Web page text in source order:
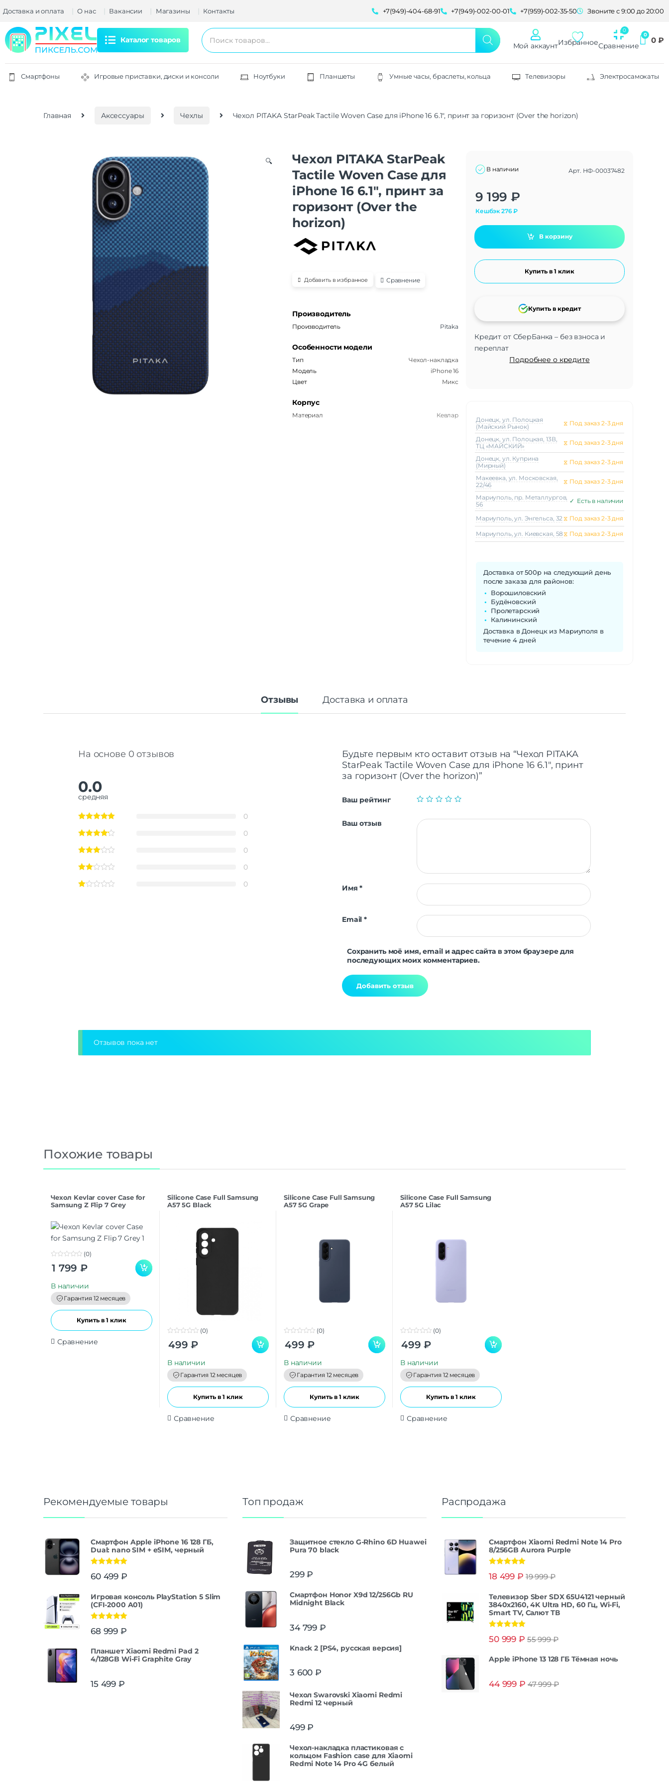
Доставка и оплата О нас Вакансии Магазины Контакты +7(949)-404-68-91 +7(949)-002-00-01 +7(959)-002-35-50 Звоните с 9:00 до 20:00
Каталог товаров
Мой аккаунтИзбранноеСравнение
0 ₽
Смартфоны Игровые приставки, диски и консоли Ноутбуки Планшеты Умные часы, браслеты, кольца Телевизоры Электросамокаты
Главная Аксессуары Чехлы Чехол PITAKA StarPeak Tactile Woven Case для iPhone 16 6.1″, принт за горизонт (Over the horizon)
🔍
Чехол PITAKA StarPeak
Tactile Woven Case для
iPhone 16 6.1″, принт за
горизонт (Over the
horizon)
Добавить в избранное Сравнение
Производитель
Производитель Pitaka
Особенности модели
Тип
Чехол-накладка
Модель
iPhone 16
Цвет
Микс
Корпус
Материал Кевлар
В наличии Арт. НФ-00037482
9 199 ₽
Кешбэк276₽
В корзину
Купить в 1 клик
Кредит от СберБанка – без взноса и
переплат
Подробнее о кредите
Купить в кредит
Alternative:
Донецк, ул. Полоцкая
(Майский Рынок)
⧖ Под заказ 2-3 дня
Донецк, ул. Полоцкая, 13В,
ТЦ «МАЙСКИЙ»
⧖ Под заказ 2-3 дня
Донецк, ул. Куприна
(Мирный)
⧖ Под заказ 2-3 дня
Макеeвка, ул. Московская,
22/46
⧖ Под заказ 2-3 дня
Мариуполь, пр. Металлургов,
56
✓ Есть в наличии
Мариуполь, ул. Энгельса, 32 ⧖ Под заказ 2-3 дня
Мариуполь, ул. Киевская, 58 ⧖ Под заказ 2-3 дня
Доставка от 500р на следующий день
после заказа для районов:
Ворошиловский
Будёновский
Пролетарский
Калининский
Доставка в Донецк из Мариуполя в
течение 4 дней
Отзывы Доставка и оплата
На основе 0 отзывов
0.0
средняя
0
0
0
0
0
Будьте первым кто оставит отзыв на “Чехол PITAKA
StarPeak Tactile Woven Case для iPhone 16 6.1″, принт
за горизонт (Over the horizon)”
Ваш рейтинг
Ваш отзыв
Имя*
Email*
Сохранить моё имя, email и адрес сайта в этом браузере для
последующих моих комментариев.
Отзывов пока нет
Похожие товары
Чехол Kevlar cover Case for
Samsung Z Flip 7 Grey
o
(0)
1 799 ₽
В наличии
Гарантия 12 месяцев
Купить в 1 клик
Сравнение
Silicone Case Full Samsung
A57 5G Black
o
o
(0)
499 ₽
В наличии
Гарантия 12 месяцев
Купить в 1 клик
Сравнение
Silicone Case Full Samsung
A57 5G Grape
o
o
(0)
499 ₽
В наличии
Гарантия 12 месяцев
Купить в 1 клик
Сравнение
Silicone Case Full Samsung
A57 5G Lilac
o
o
(0)
499 ₽
В наличии
Гарантия 12 месяцев
Купить в 1 клик
Сравнение
Рекомендуемые товары
Смартфон Apple iPhone 16 128 ГБ,
Dual: nano SIM + eSIM, черный
из 5
60 499 ₽
Игровая консоль PlayStation 5 Slim
(CFI-2000 A01)
из 5
68 999 ₽
Планшет Xiaomi Redmi Pad 2
4/128GB Wi-Fi Graphite Gray
15 499 ₽
Топ продаж
Защитное стекло G-Rhino 6D Huawei
Pura 70 black
299₽
Смартфон Honor X9d 12/256Gb RU
Midnight Black
34 799 ₽
Knack 2 [PS4, русская версия]
3 600 ₽
Чехол Swarovski Xiaomi Redmi
Redmi 12 черный
499₽
Чехол-накладка пластиковая с
кольцом Fashion case для Xiaomi
Redmi Note 14 Pro 4G белый
Распродажа
Смартфон Xiaomi Redmi Note 14 Pro
8/256GB Aurora Purple
из 5
18 499 ₽ 19 999₽
Телевизор Sber SDX 65U4121 черный
3840x2160, 4K Ultra HD, 60 Гц, Wi-Fi,
Smart TV, Салют ТВ
из 5
50 999 ₽ 55 999₽
Apple iPhone 13 128 ГБ Тёмная ночь
44 999 ₽ 47 999₽